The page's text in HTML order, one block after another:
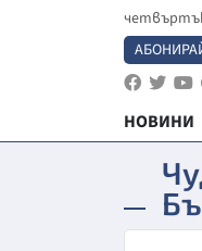
НОВИНИ